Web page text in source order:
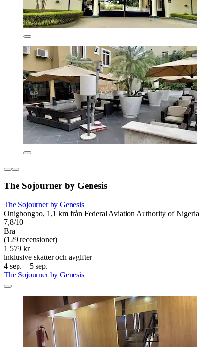
The Sojourner by Genesis
The Sojourner by Genesis
Onigbongbo, 1,1 km från Federal Aviation Authority of Nigeria
7,8/10
Bra
(129 recensioner)
1 579 kr
inklusive skatter och avgifter
4 sep. – 5 sep.
The Sojourner by Genesis